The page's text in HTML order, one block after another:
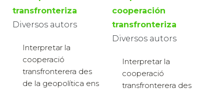
transfronteriza
Diversos autors
Interpretar la
cooperació
transfronterera des
de la geopolítica ens
cooperación
transfronteriza
Diversos autors
Interpretar la
cooperació
transfronterera des